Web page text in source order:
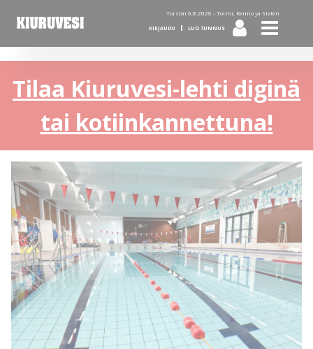
Torstai 6.8.2026 - Toimi, Keimo ja Sixten
KIRJAUDU LUO TUNNUS
Tilaa Kiuruvesi-lehti diginä
tai kotiinkannettuna!